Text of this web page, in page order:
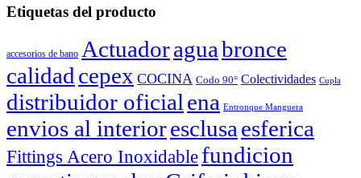
Etiquetas del producto
accesorios de bano Actuadoraguabronce
calidad cepex COCINA Codo 90° Colectividades Cupla
distribuidor oficial ena Entronque Manguera
envios al interioresclusa esferica
Fittings Acero Inoxidable fundicion